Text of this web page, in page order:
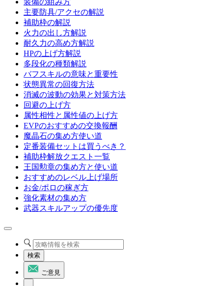
装備の組み方
主要防具/アクセの解説
補助枠の解説
火力の出し方解説
耐久力の高め方解説
HPの上げ方解説
多段化の種類解説
バフスキルの意味と重要性
状態異常の回復方法
消滅の波動の効果と対策方法
回避の上げ方
属性相性と属性値の上げ方
EVPのおすすめの交換報酬
魔晶石の集め方使い道
定番装備セットは買うべき？
補助枠解放クエスト一覧
王国勲章の集め方と使い道
おすすめのレベル上げ場所
お金/ポロの稼ぎ方
強化素材の集め方
武器スキルアップの優先度
検索
ご意見